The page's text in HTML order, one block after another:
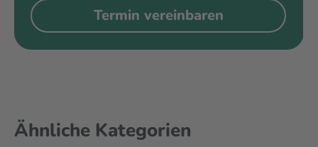
Termin vereinbaren
Ähnliche Kategorien